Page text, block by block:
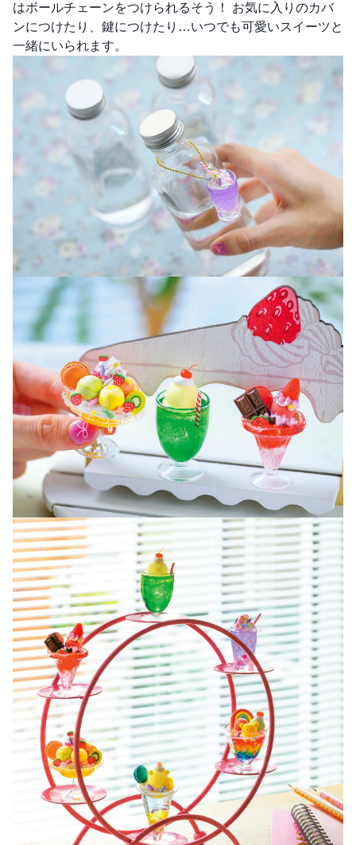
はボールチェーンをつけられるそう！ お気に入りのカバ
ンにつけたり、鍵につけたり…いつでも可愛いスイーツと
一緒にいられます。